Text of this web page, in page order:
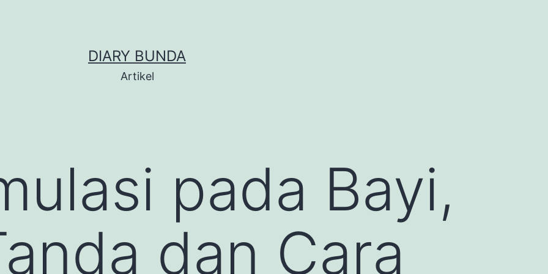
DIARY BUNDA
Artikel
pada Bayi,
dan Cara